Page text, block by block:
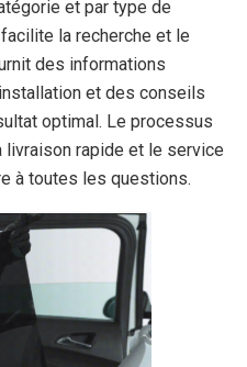
et par type de
la recherche et le
des informations
et des conseils
optimal. Le processus
rapide et le service
à toutes les questions.